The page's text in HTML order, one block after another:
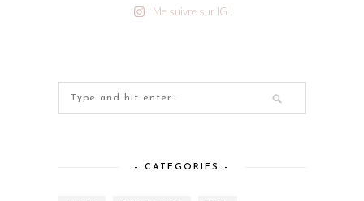
Me suivre sur IG !
– CATEGORIES –